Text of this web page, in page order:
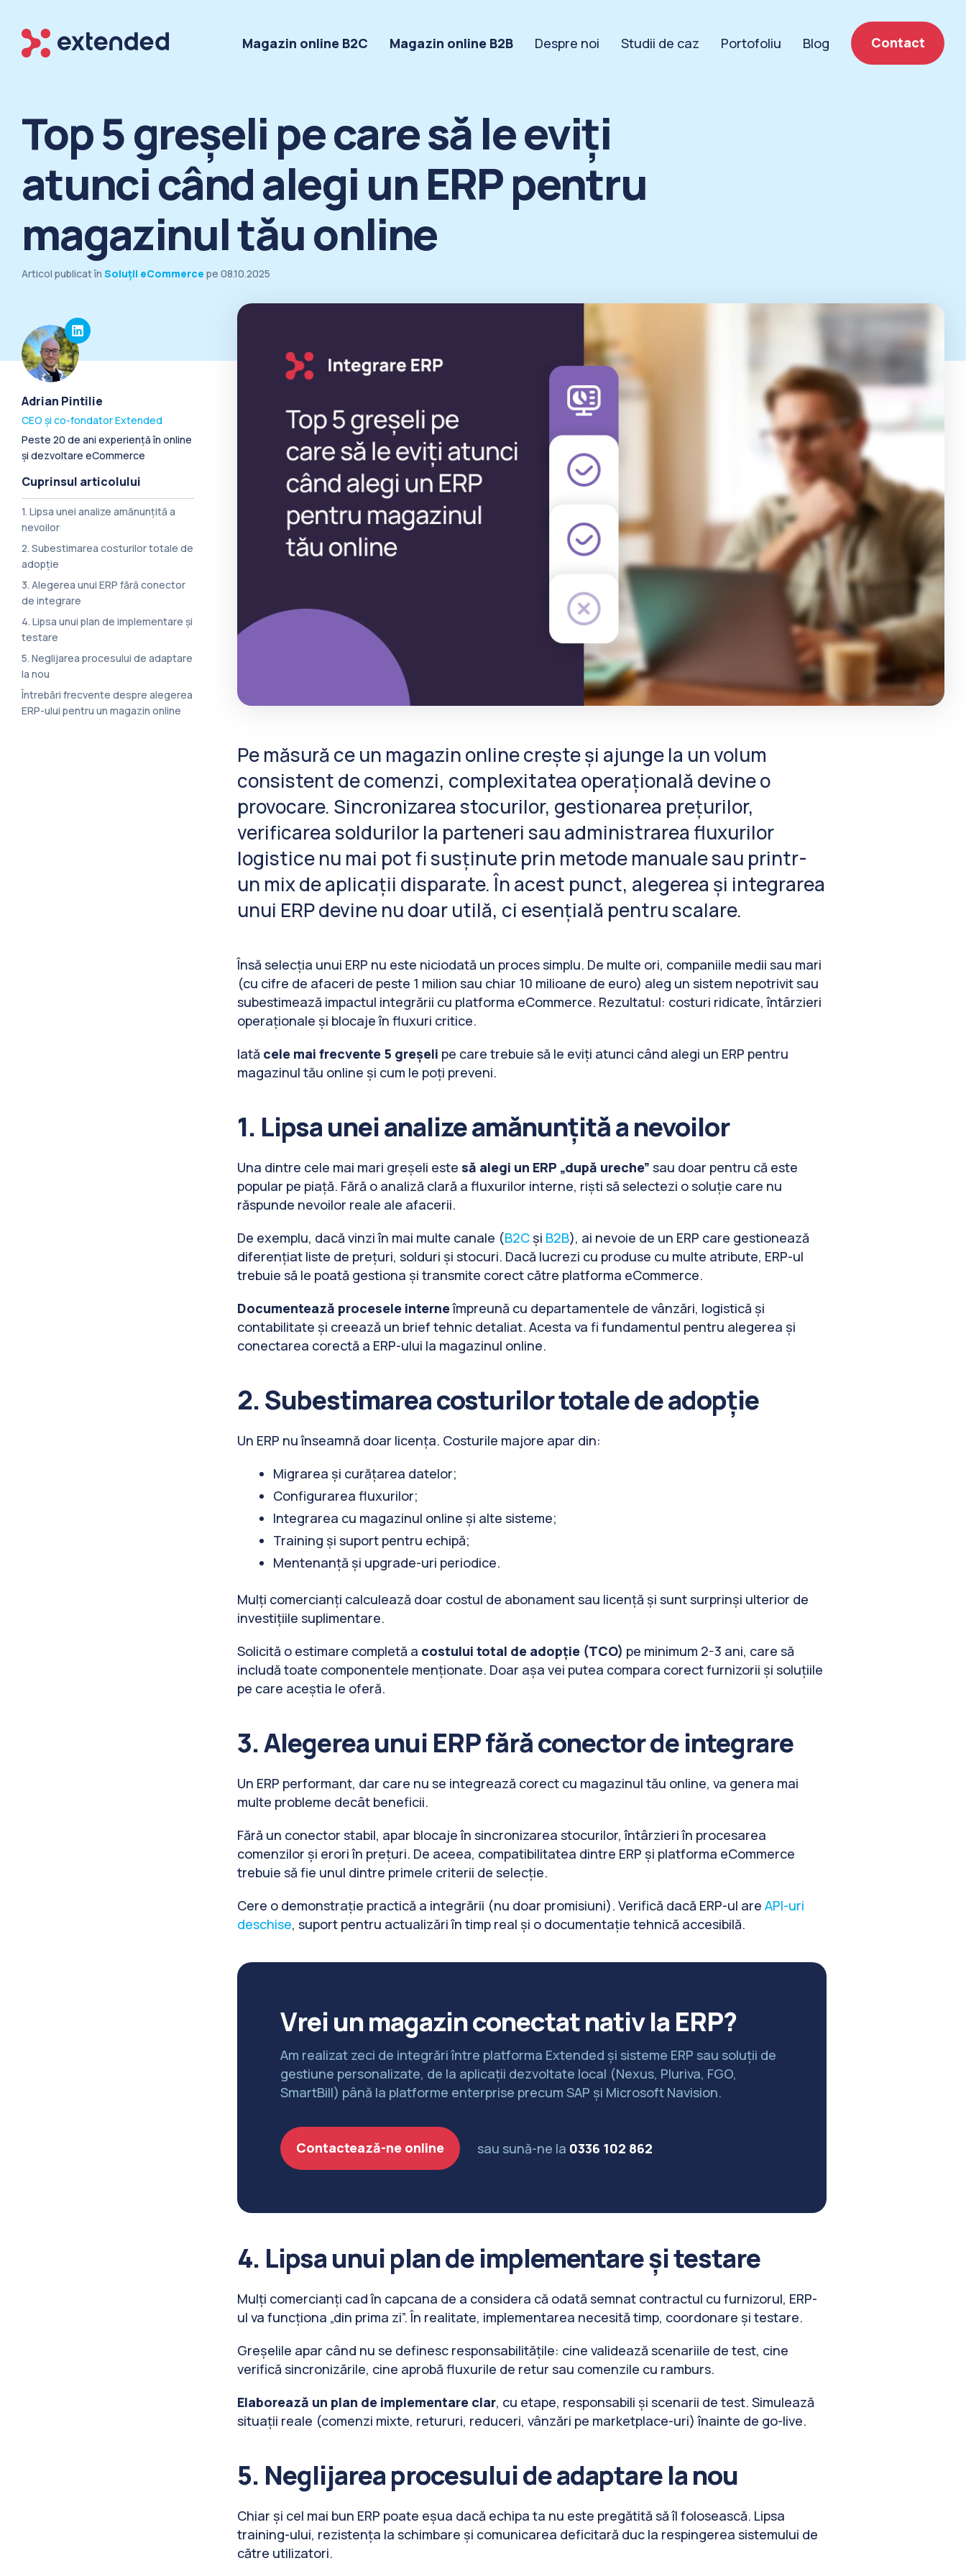
Despre noi Studii de caz Portofoliu Blog Contact
Magazin online B2C Magazin online B2B
Top 5 greșeli pe care să le eviți
atunci când alegi un ERP pentru
magazinul tău online
Articol publicat în Soluții eCommerce pe 08.10.2025
Adrian Pintilie
CEO și co-fondator Extended
Peste 20 de ani experiență în online
și dezvoltare eCommerce
Cuprinsul articolului
1. Lipsa unei analize amănunțită a
nevoilor
2. Subestimarea costurilor totale de
adopție
3. Alegerea unui ERP fără conector
de integrare
4. Lipsa unui plan de implementare și
testare
5. Neglijarea procesului de adaptare
la nou
Întrebări frecvente despre alegerea
ERP-ului pentru un magazin online
Pe măsură ce un magazin online crește și ajunge la un volum
consistent de comenzi, complexitatea operațională devine o
provocare. Sincronizarea stocurilor, gestionarea prețurilor,
verificarea soldurilor la parteneri sau administrarea fluxurilor
logistice nu mai pot fi susținute prin metode manuale sau printr-
un mix de aplicații disparate. În acest punct, alegerea și integrarea
unui ERP devine nu doar utilă, ci esențială pentru scalare.
Însă selecția unui ERP nu este niciodată un proces simplu. De multe ori, companiile medii sau mari
(cu cifre de afaceri de peste 1 milion sau chiar 10 milioane de euro) aleg un sistem nepotrivit sau
subestimează impactul integrării cu platforma eCommerce. Rezultatul: costuri ridicate, întârzieri
operaționale și blocaje în fluxuri critice.
Iată cele mai frecvente 5 greșeli pe care trebuie să le eviți atunci când alegi un ERP pentru
magazinul tău online și cum le poți preveni.
1. Lipsa unei analize amănunțită a nevoilor
Una dintre cele mai mari greșeli este să alegi un ERP „după ureche” sau doar pentru că este
popular pe piață. Fără o analiză clară a fluxurilor interne, riști să selectezi o soluție care nu
răspunde nevoilor reale ale afacerii.
De exemplu, dacă vinzi în mai multe canale (B2Cși B2B), ai nevoie de un ERP care gestionează
diferențiat liste de prețuri, solduri și stocuri. Dacă lucrezi cu produse cu multe atribute, ERP-ul
trebuie să le poată gestiona și transmite corect către platforma eCommerce.
Documentează procesele interneîmpreună cu departamentele de vânzări, logistică și
contabilitate și creează un brief tehnic detaliat. Acesta va fi fundamentul pentru alegerea și
conectarea corectă a ERP-ului la magazinul online.
2. Subestimarea costurilor totale de adopție
Un ERP nu înseamnă doar licența. Costurile majore apar din:
Migrarea și curățarea datelor;
Configurarea fluxurilor;
Integrarea cu magazinul online și alte sisteme;
Training și suport pentru echipă;
Mentenanță și upgrade-uri periodice.
Mulți comercianți calculează doar costul de abonament sau licență și sunt surprinși ulterior de
investițiile suplimentare.
Solicită o estimare completă a costului total de adopție (TCO) pe minimum 2-3 ani, care să
includă toate componentele menționate. Doar așa vei putea compara corect furnizorii și soluțiile
pe care aceștia le oferă.
3. Alegerea unui ERP fără conector de integrare
Un ERP performant, dar care nu se integrează corect cu magazinul tău online, va genera mai
multe probleme decât beneficii.
Fără un conector stabil, apar blocaje în sincronizarea stocurilor, întârzieri în procesarea
comenzilor și erori în prețuri. De aceea, compatibilitatea dintre ERP și platforma eCommerce
trebuie să fie unul dintre primele criterii de selecție.
Cere o demonstrație practică a integrării (nu doar promisiuni). Verifică dacă ERP-ul are API-uri
deschise, suport pentru actualizări în timp real și o documentație tehnică accesibilă.
Vrei un magazin conectat nativ la ERP?
Am realizat zeci de integrări între platforma Extended și sisteme ERP sau soluții de
gestiune personalizate, de la aplicații dezvoltate local (Nexus, Pluriva, FGO,
SmartBill) până la platforme enterprise precum SAP și Microsoft Navision.
Contactează-ne online sau sună-ne la 0336 102 862
4. Lipsa unui plan de implementare și testare
Mulți comercianți cad în capcana de a considera că odată semnat contractul cu furnizorul, ERP-
ul va funcționa „din prima zi”. În realitate, implementarea necesită timp, coordonare și testare.
Greșelile apar când nu se definesc responsabilitățile: cine validează scenariile de test, cine
verifică sincronizările, cine aprobă fluxurile de retur sau comenzile cu ramburs.
Elaborează un plan de implementare clar, cu etape, responsabili și scenarii de test. Simulează
situații reale (comenzi mixte, retururi, reduceri, vânzări pe marketplace-uri) înainte de go-live.
5. Neglijarea procesului de adaptare la nou
Chiar și cel mai bun ERP poate eșua dacă echipa ta nu este pregătită să îl folosească. Lipsa
training-ului, rezistența la schimbare și comunicarea deficitară duc la respingerea sistemului de
către utilizatori.